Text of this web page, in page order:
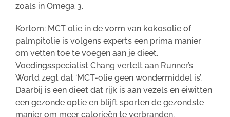
zoals in Omega 3.
Kortom: MCT olie in de vorm van kokosolie of
palmpitolie is volgens experts een prima manier
om vetten toe te voegen aan je dieet.
Voedingsspecialist Chang vertelt aan Runner’s
World zegt dat ‘MCT-olie geen wondermiddel is’.
Daarbij is een dieet dat rijk is aan vezels en eiwitten
een gezonde optie en blijft sporten de gezondste
manier om meer calorieën te verbranden.